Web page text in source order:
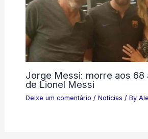
Jorge Messi: morre aos 68
de Lionel Messi
Deixe um comentário / Notícias / By